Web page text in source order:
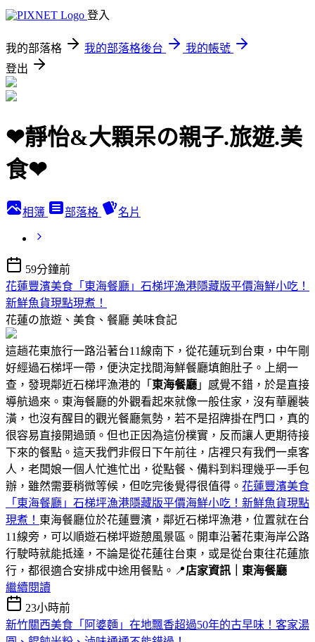
登入
我的部落格 我的部落格後台
我的帳號
登出
❤靜怡&大顆呆の親子.旅遊.美
食❤
相簿 部落格 名片
59分鐘前
花蓮豐濱美食「東海餐廳」石梯坪漁港隱藏版平價海鮮小吃！
新鮮魚貨現點現煮！
花蓮の旅遊、美食、餐廳 美味食記
這趟花東旅行一路沿著台11線南下，從花蓮玩到台東，中午剛
好經過石梯坪一帶，便決定找間海鮮餐廳填飽肚子。上網一
查，發現鄰近石梯坪漁港的「 東海餐廳 」感覺不錯，於是直接
導航過來。東海餐廳的外觀看起來就像一般住家，沒有華麗裝
潢，也沒有醒目的觀光餐廳氣勢，若不是招牌掛在門口，真的
很容易直接開過頭。但也正因為這份樸實，反而讓人更期待接
下來的餐點。這天我們非假日下午前往，店裡只有我們一桌客
人，老闆娘一個人忙進忙出，從點餐、備料到料理幾乎一手包
辦，雖然需要稍微等候，但吃完後覺得很值得。 花蓮豐濱美食
「東海餐廳」石梯坪漁港隱藏版平價海鮮小吃！新鮮魚貨現點
現煮！ 東海餐廳位於花蓮豐濱，鄰近石梯坪漁港，位置就在台
11線旁，可以順遊石梯坪遊憩風景區。開車沿著花東海岸公路
行駛時就能抵達，不論是從花蓮往台東，或是從台東往花蓮旅
行，都很適合安排成中途用餐點。📍店家資訊｜東海餐廳
繼續閱讀
23小時前
新竹關西美食「阿婆麵」在地飄香超過50年的古早味！客家湯